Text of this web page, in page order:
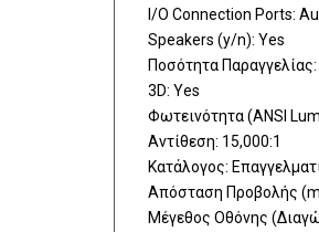
I/O Connection Ports:
Speakers (y/n): Yes
Ποσότητα Παραγγελίας:
3D: Yes
Φωτεινότητα (ANSI
Αντίθεση: 15,000:1
Κατάλογος:
Απόσταση Προβολής
Μέγεθος Οθόνης